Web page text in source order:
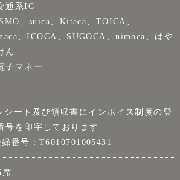
通系IC
、suica、Kitaca、TOICA、
、ICOCA、SUGOCA、nimoca、はや
ん
子マネー
シート及び領収書にインボイス制度の登
号を印字しております
番号：T6010701005431
席